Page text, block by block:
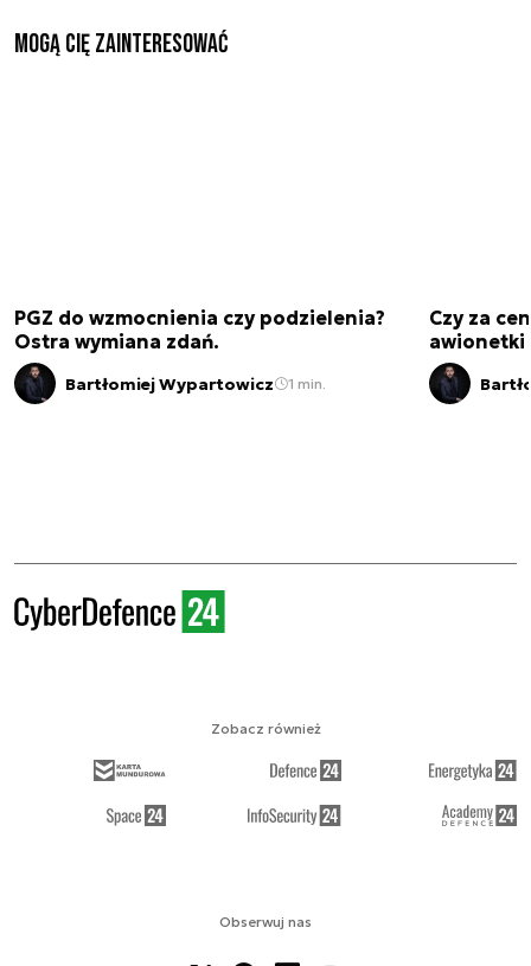
Mogą Cię zainteresować
PGZ do wzmocnienia czy podzielenia?
Ostra wymiana zdań.
Bartłomiej Wypartowicz 1 min.
Czy za
awionetki
Obserwuj nas
Zobacz również